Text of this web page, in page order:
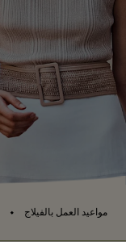
مواعيد العمل بالفيلاج ⬩